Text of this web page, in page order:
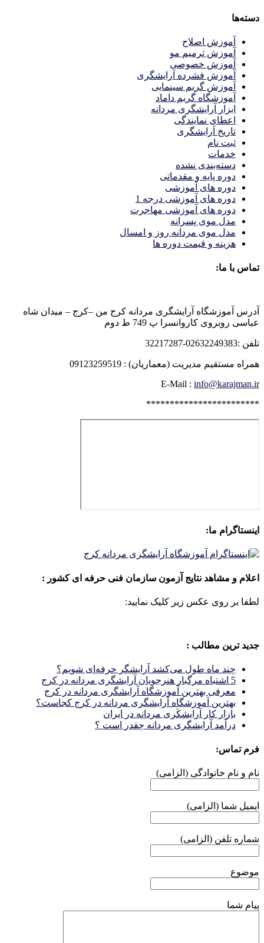
دسته‌ها
آموزش اصلاح
آموزش ترمیم مو
آموزش خصوصی
آموزش فشرده آرایشگری
آموزش گریم سینمایی
آموزشگاه گریم داماد
ابزار آرایشگری مردانه
اعطای نمایندگی
تاریخ آرایشگری
ثبت نام
خدمات
دسته‌بندی نشده
دوره پایه و مقدماتی
دوره های آموزشی
دوره های آموزشی درجه 1
دوره های آموزشی مهاجرت
مدل موی پسرانه
مدل موی مردانه روز و امسال
هزینه و قیمت دوره ها
تماس با ما:
آدرس آموزشگاه آرایشگری مردانه کرج من –کرج – میدان شاه
عباسی روبروی کاروانسرا پ 749 ط دوم
تلفن :02632249383-32217287
همراه مستقیم مدیریت (معماریان) : 09123259519
E-Mail : info@karajman.ir
************************
اینستاگرام ما:
اعلام و مشاهد نتایج آزمون سازمان فنی حرفه ای کشور :
لطفا بر روی عکس زیر کلیک نمایید:
جدید ترین مطالب :
چند ماه طول می‌کشد آرایشگر حرفه‌ای شویم؟
5 اشتباه مرگبار هنرجویان آرایشگری مردانه در کرج
معرفی بهترین آموزشگاه آرایشگری مردانه در کرج
بهترین آموزشگاه آرایشگری مردانه در کرج کجاست؟
بازار كار آرايشكَرى مردانه در ايران
درآمد آرایشگری مردانه چقدر است ؟
فرم تماس:
نام و نام خانوادگی (الزامی)
ایمیل شما (الزامی)
شماره تلفن (الزامی)
موضوع
پیام شما